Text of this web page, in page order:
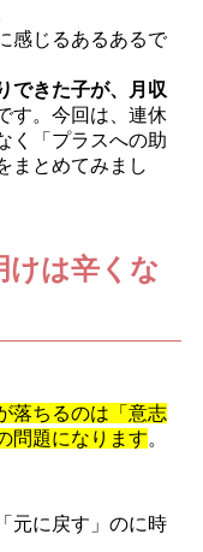
感じるあるあるで
できた子が、月収
す。今回は、連休
く「プラスへの助
まとめてみまし
けは辛くな
落ちるのは「意志
問題になります。
元に戻す」のに時